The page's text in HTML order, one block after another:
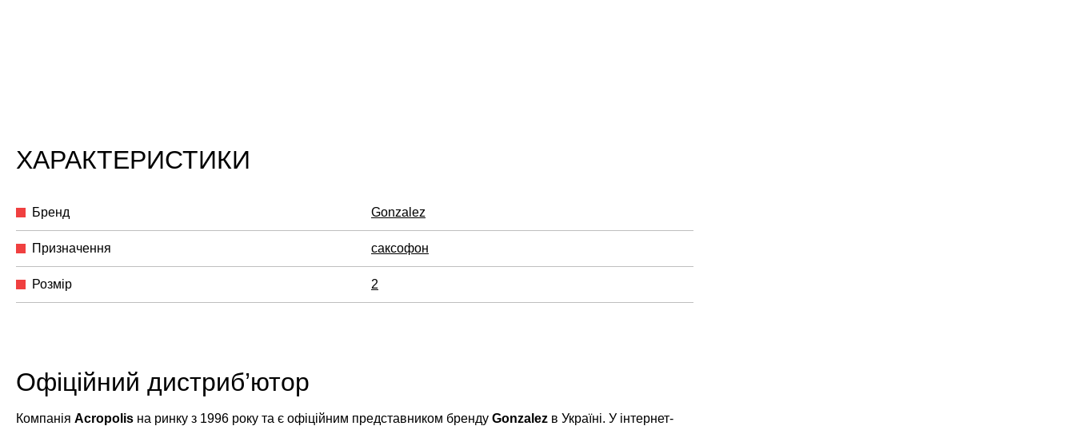
ХАРАКТЕРИСТИКИ
Бренд Gonzalez
Призначення саксофон
Розмір 2
Офіційний дистриб’ютор
Компанія Acropolis на ринку з 1996 року та є офіційним представником бренду Gonzalez в Україні. У інтернет-